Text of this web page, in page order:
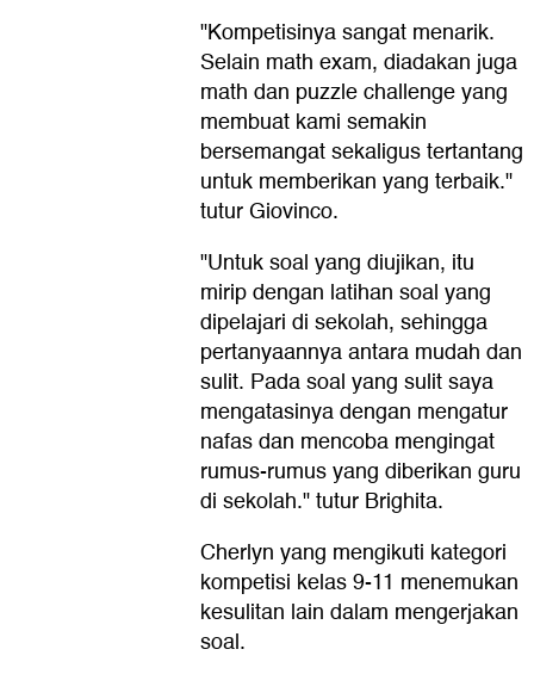
"Kompetisinya sangat menarik.
Selain math exam, diadakan juga
math dan puzzle challenge yang
membuat kami semakin
bersemangat sekaligus tertantang
untuk memberikan yang terbaik."
tutur Giovinco.
"Untuk soal yang diujikan, itu
mirip dengan latihan soal yang
dipelajari di sekolah, sehingga
pertanyaannya antara mudah dan
sulit. Pada soal yang sulit saya
mengatasinya dengan mengatur
nafas dan mencoba mengingat
rumus-rumus yang diberikan guru
di sekolah." tutur Brighita.
Cherlyn yang mengikuti kategori
kompetisi kelas 9-11 menemukan
kesulitan lain dalam mengerjakan
soal.